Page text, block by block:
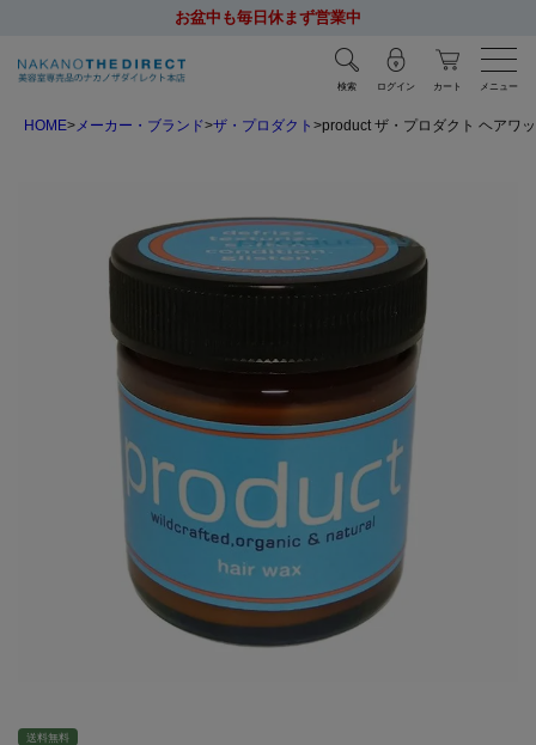
お盆中も毎日休まず営業中
検索 ログイン カート メニュー
HOME メーカー・ブランド ザ・プロダクト product ザ・プロダクト ヘアワ
送料無料